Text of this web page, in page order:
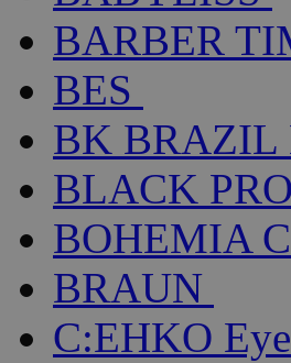
BARBER
BES
BK BRAZIL
BLACK
BOHEMIA
BRAUN
C:EHKO